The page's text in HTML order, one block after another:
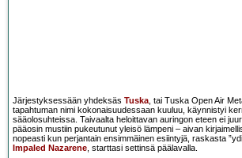
Järjestyksessään yhdeksäs Tuska, tai Tuska Open Air
tapahtuman nimi kokonaisuudessaan kuuluu, käynnistyi
sääolosuhteissa. Taivaalta heloittavan auringon eteen ei
pääosin mustiin pukeutunut yleisö lämpeni – aivan
nopeasti kun perjantain ensimmäinen esiintyjä, raskasta
Impaled Nazarene, starttasi settinsä päälavalla.